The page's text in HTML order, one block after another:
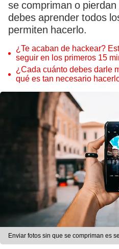
se compriman o
debes aprender todos
permiten hacerlo.
¿Te acaban de hackear?
seguir en los primeros 15
¿Cada cuánto debes darle
qué es tan necesario
Enviar fotos sin que se compriman es